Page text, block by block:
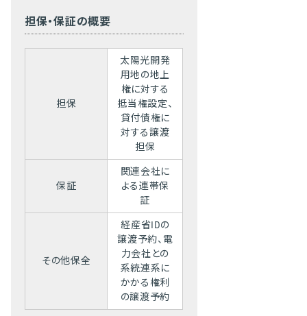
担保・保証の概要
担保
太陽光開発
用地の地上
権に対する
抵当権設定、
貸付債権に
対する譲渡
担保
保証
関連会社に
よる連帯保
証
その他保全
経産省IDの
譲渡予約、電
力会社との
系統連系に
かかる権利
の譲渡予約